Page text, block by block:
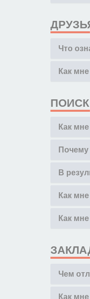
Что
Как
Как
Почему
В
Как
Как
Чем
Как